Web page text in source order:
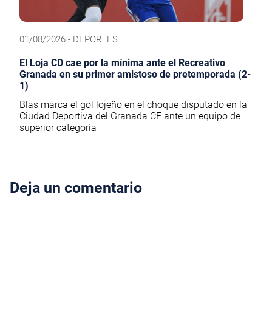
01/08/2026 - DEPORTES
El Loja CD cae por la mínima ante el Recreativo
Granada en su primer amistoso de pretemporada (2-
1)
Blas marca el gol lojeño en el choque disputado en la
Ciudad Deportiva del Granada CF ante un equipo de
superior categoría
Deja un comentario